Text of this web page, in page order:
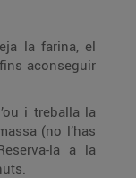
la farina, el
aconseguir
i treballa la
(no l’has
la a la